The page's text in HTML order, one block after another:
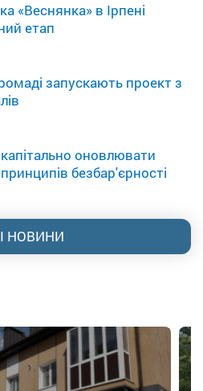
«Веснянка» в Ірпені
етап
запускають проект з
оновлювати
безбар'єрності
НОВИНИ